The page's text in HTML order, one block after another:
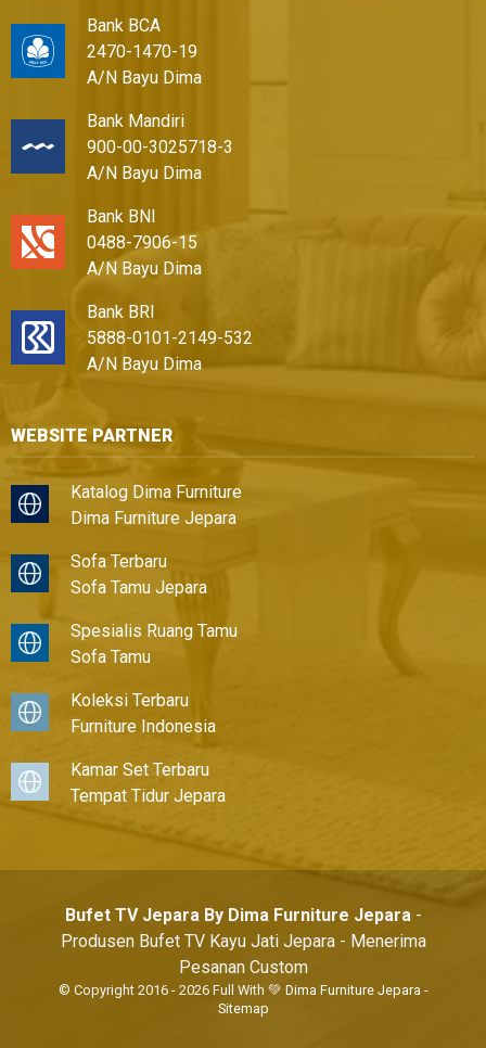
Bank BCA
2470-1470-19
A/N Bayu Dima
Bank Mandiri
900-00-3025718-3
A/N Bayu Dima
Bank BNI
0488-7906-15
A/N Bayu Dima
Bank BRI
5888-0101-2149-532
A/N Bayu Dima
WEBSITE PARTNER
Katalog Dima Furniture
Dima Furniture Jepara
Sofa Terbaru
Sofa Tamu Jepara
Spesialis Ruang Tamu
Sofa Tamu
Koleksi Terbaru
Furniture Indonesia
Kamar Set Terbaru
Tempat Tidur Jepara
Bufet TV Jepara By Dima Furniture Jepara-
Produsen Bufet TV Kayu Jati Jepara - Menerima
Pesanan Custom
© Copyright 2016 - 2026 Full With 💚 Dima Furniture Jepara-
Sitemap